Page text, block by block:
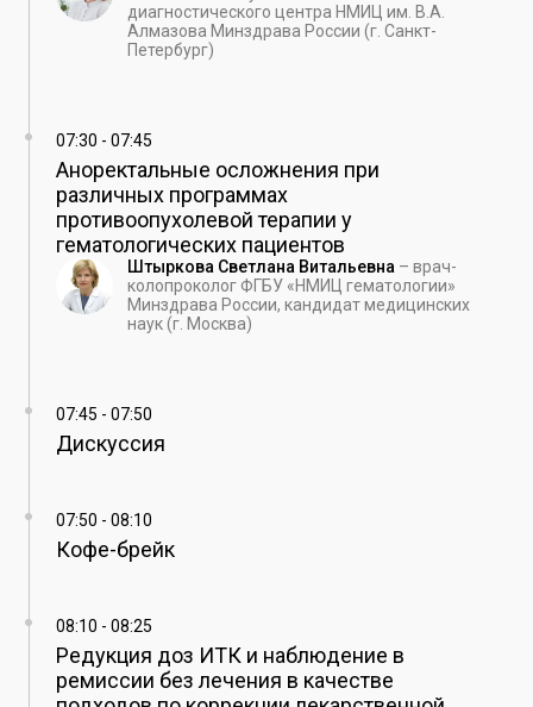
диагностического центра НМИЦ им. В.А.
Алмазова Минздрава России (г. Санкт-
Петербург)
07:30 - 07:45
Аноректальные осложнения при
различных программах
противоопухолевой терапии у
гематологических пациентов
Штыркова Светлана Витальевна – врач-
колопроколог ФГБУ «НМИЦ гематологии»
Минздрава России, кандидат медицинских
наук (г. Москва)
07:45 - 07:50
Дискуссия
07:50 - 08:10
Кофе-брейк
08:10 - 08:25
Редукция доз ИТК и наблюдение в
ремиссии без лечения в качестве